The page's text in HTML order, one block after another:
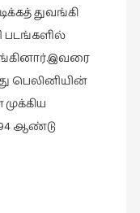
துவங்கி
படங்களில்
பெலினியின்
ஆண்டு